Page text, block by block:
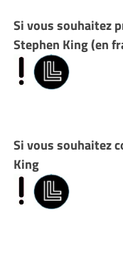
Si vous souhaitez
Stephen King (en
Si vous souhaitez
King